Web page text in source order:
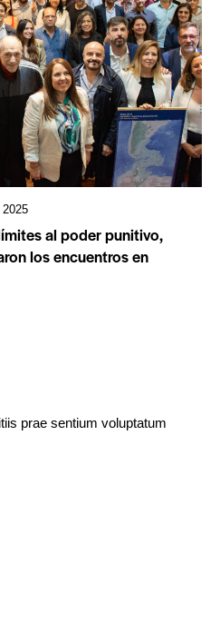
al poder punitivo,
los encuentros en
prae sentium voluptatum